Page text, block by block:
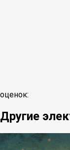
оценок:
Другие